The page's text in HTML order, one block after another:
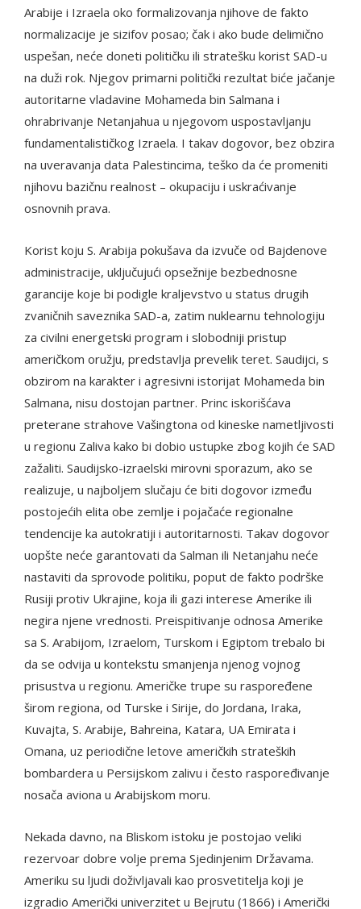
Arabije i Izraela oko formalizovanja njihove de fakto
normalizacije je sizifov posao; čak i ako bude delimično
uspešan, neće doneti političku ili stratešku korist SAD-u
na duži rok. Njegov primarni politički rezultat biće jačanje
autoritarne vladavine Mohameda bin Salmana i
ohrabrivanje Netanjahua u njegovom uspostavljanju
fundamentalističkog Izraela. I takav dogovor, bez obzira
na uveravanja data Palestincima, teško da će promeniti
njihovu bazičnu realnost – okupaciju i uskraćivanje
osnovnih prava.
Korist koju S. Arabija pokušava da izvuče od Bajdenove
administracije, uključujući opsežnije bezbednosne
garancije koje bi podigle kraljevstvo u status drugih
zvaničnih saveznika SAD-a, zatim nuklearnu tehnologiju
za civilni energetski program i slobodniji pristup
američkom oružju, predstavlja prevelik teret. Saudijci, s
obzirom na karakter i agresivni istorijat Mohameda bin
Salmana, nisu dostojan partner. Princ iskorišćava
preterane strahove Vašingtona od kineske nametljivosti
u regionu Zaliva kako bi dobio ustupke zbog kojih će SAD
zažaliti. Saudijsko-izraelski mirovni sporazum, ako se
realizuje, u najboljem slučaju će biti dogovor između
postojećih elita obe zemlje i pojačaće regionalne
tendencije ka autokratiji i autoritarnosti. Takav dogovor
uopšte neće garantovati da Salman ili Netanjahu neće
nastaviti da sprovode politiku, poput de fakto podrške
Rusiji protiv Ukrajine, koja ili gazi interese Amerike ili
negira njene vrednosti. Preispitivanje odnosa Amerike
sa S. Arabijom, Izraelom, Turskom i Egiptom trebalo bi
da se odvija u kontekstu smanjenja njenog vojnog
prisustva u regionu. Američke trupe su raspoređene
širom regiona, od Turske i Sirije, do Jordana, Iraka,
Kuvajta, S. Arabije, Bahreina, Katara, UA Emirata i
Omana, uz periodične letove američkih strateških
bombardera u Persijskom zalivu i često raspoređivanje
nosača aviona u Arabijskom moru.
Nekada davno, na Bliskom istoku je postojao veliki
rezervoar dobre volje prema Sjedinjenim Državama.
Ameriku su ljudi doživljavali kao prosvetitelja koji je
izgradio Američki univerzitet u Bejrutu (1866) i Američki